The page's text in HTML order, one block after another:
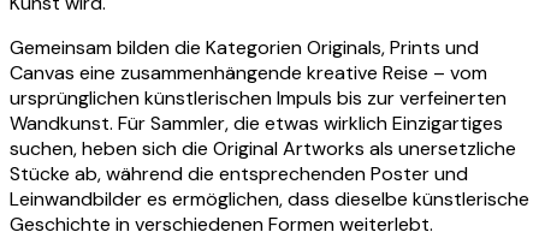
Gemeinsam bilden die Kategorien Originals, Prints und
Canvas eine zusammenhängende kreative Reise – vom
ursprünglichen künstlerischen Impuls bis zur verfeinerten
Wandkunst. Für Sammler, die etwas wirklich Einzigartiges
suchen, heben sich die Original Artworks als unersetzliche
Stücke ab, während die entsprechenden Poster und
Leinwandbilder es ermöglichen, dass dieselbe künstlerische
Geschichte in verschiedenen Formen weiterlebt.